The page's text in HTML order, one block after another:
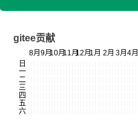
gitee贡献